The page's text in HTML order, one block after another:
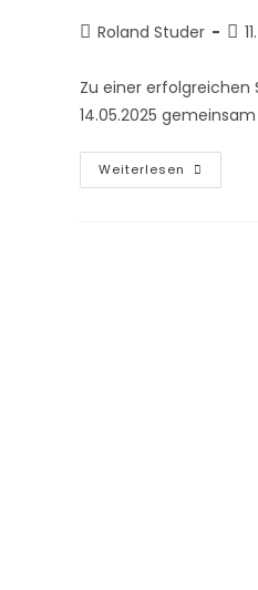
Roland Studer
Zu einer erfolgreichen
14.05.2025
Weiterlesen